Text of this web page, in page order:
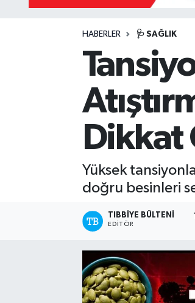
HABERLER 🩺 SAĞLIK
Dikkat
Yüksek
doğru besinleri
TIBBIYE BÜLTENI
EDITÖR